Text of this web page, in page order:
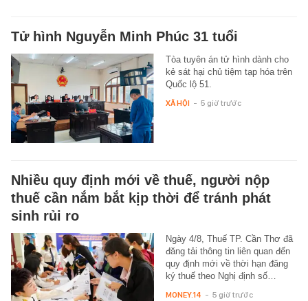
Tử hình Nguyễn Minh Phúc 31 tuổi
Tòa tuyên án tử hình dành cho
kẻ sát hại chủ tiệm tạp hóa trên
Quốc lộ 51.
XÃ HỘI - 5 giờ trước
Nhiều quy định mới về thuế, người nộp
thuế cần nắm bắt kịp thời để tránh phát
sinh rủi ro
Ngày 4/8, Thuế TP. Cần Thơ đã
đăng tải thông tin liên quan đến
quy định mới về thời hạn đăng
ký thuế theo Nghị định số…
MONEY.14 - 5 giờ trước